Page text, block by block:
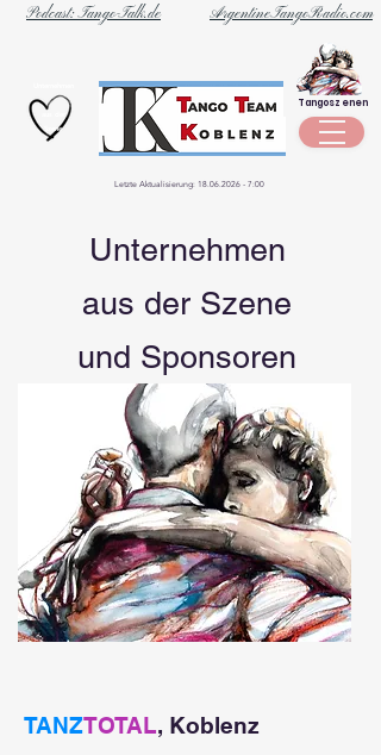
ArgentineTangoRadio.com
Podcast: Tango-Talk.de
Szene
Tangoszenen
Letzte Aktualisierung: 18.06.2026 - 7:00
Unternehmen
aus der Szene
und Sponsoren
TANZTOTAL, Koblenz